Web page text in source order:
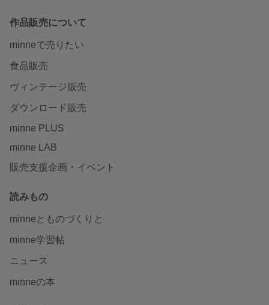
作品販売について
minneで売りたい
食品販売
ヴィンテージ販売
ダウンロード販売
minne PLUS
minne LAB
販売支援企画・イベント
読みもの
minneとものづくりと
minne学習帖
ニュース
minneの本